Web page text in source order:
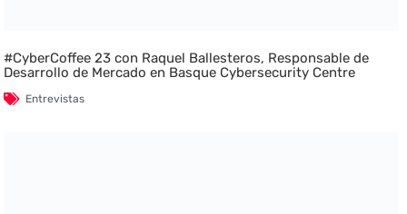
#CyberCoffee 23 con Raquel Ballesteros, Responsable de
Desarrollo de Mercado en Basque Cybersecurity Centre
Entrevistas